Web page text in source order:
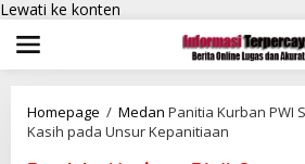
Lewati ke konten
Homepage / Medan Panitia Kurban PWI
Kasih pada Unsur Kepanitiaan